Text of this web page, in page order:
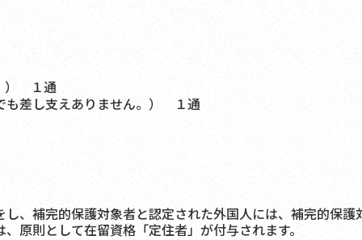
） １通
し支えありません。） １通
補完的保護対象者と認定された外国人には、補完的保護
則として在留資格「定住者」が付与されます。